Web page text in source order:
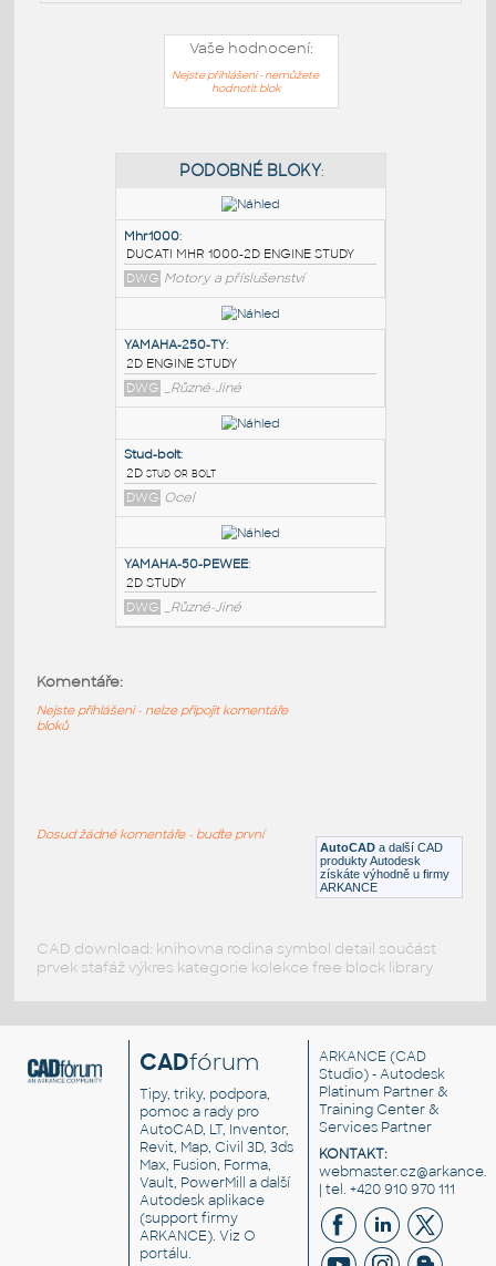
Vaše hodnocení:
Nejste přihlášeni - nemůžete
hodnotit blok
PODOBNÉ BLOKY:
Mhr1000:
DUCATI MHR 1000-2D ENGINE STUDY
DWG
YAMAHA-250-TY:
2D ENGINE STUDY
DWG
DWG Ocel
DWG _Různé-Jiné AutoCAD a další CAD
produkty Autodesk
získáte výhodně u firmy
ARKANCE
Komentáře:
Nejste přihlášeni - nelze připojit komentáře
bloků
Dosud žádné komentáře - buďte první
CAD download: knihovna rodina symbol detail součást
prvek stafáž výkres kategorie kolekce free block library
CADfórum
Tipy, triky, podpora,
pomoc a rady pro
AutoCAD, LT, Inventor,
Revit, Map, Civil 3D, 3ds
Max, Fusion, Forma,
Vault, PowerMill a další
Autodesk aplikace
(support firmy
ARKANCE). VizO
portálu.
ARKANCE (CAD
Studio) - Autodesk
Platinum Partner &
Training Center &
Services Partner
KONTAKT:
| tel. +420 910 970 111